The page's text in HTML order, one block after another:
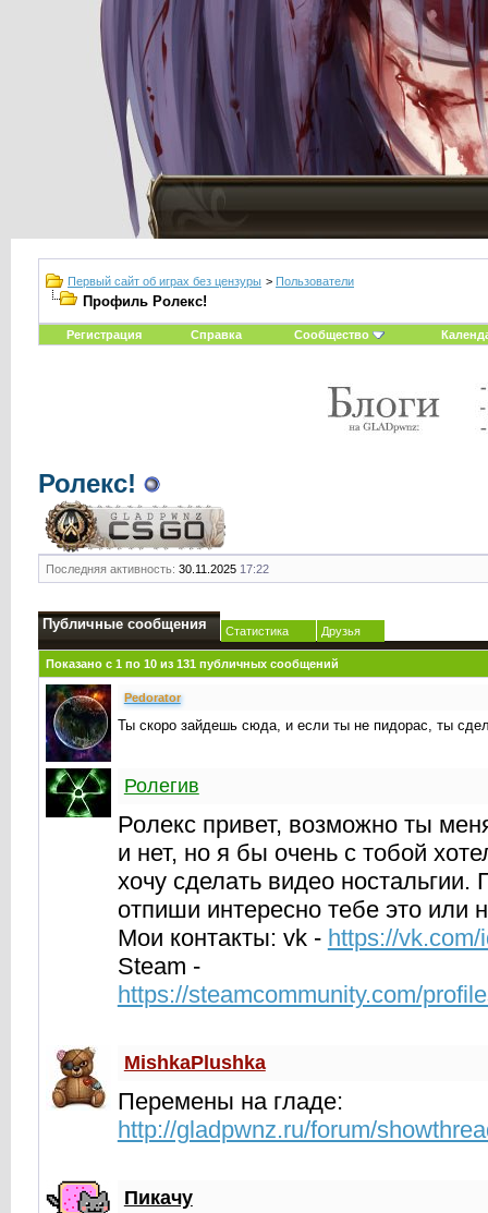
Первый сайт об играх без цензуры > Пользователи
Профиль Ролекс!
Регистрация Справка Сообщество
Ролекс!
Последняя активность: 30.11.2025 17:22
Публичные сообщения Статистика Друзья
Показано с 1 по 10из 131публичных сообщений
Реdorator
Ты скоро зайдешь сюда, и если ты не пидорас, ты
Ролегив
Ролекс привет, возможно ты
и нет, но я бы очень с тобой
хочу сделать видео
отпиши интересно тебе это или
Мои контакты: vk - https://
Steam -
https://steamcommunity.com/
MishkaPlushka
Перемены на гладе:
http://gladpwnz.ru/forum/
Пикачу